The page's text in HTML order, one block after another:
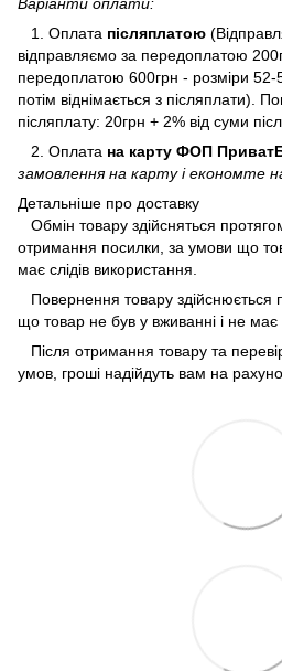
1. Оплата післяплатою
відправляємо за передоплатою
передоплатою 600грн - розміри 52-
потім віднімається з післяплати).
післяплату: 20грн + 2% від суми
2. Оплата на карту ФОП
замовлення на карту і економте на
Детальніше про доставку
Обмін товару здійсняться
отримання посилки, за умови що
має слідів використання.
Повернення товару здійснюється
що товар не був у вживанні і не має
Після отримання товару та
умов, гроші надійдуть вам на